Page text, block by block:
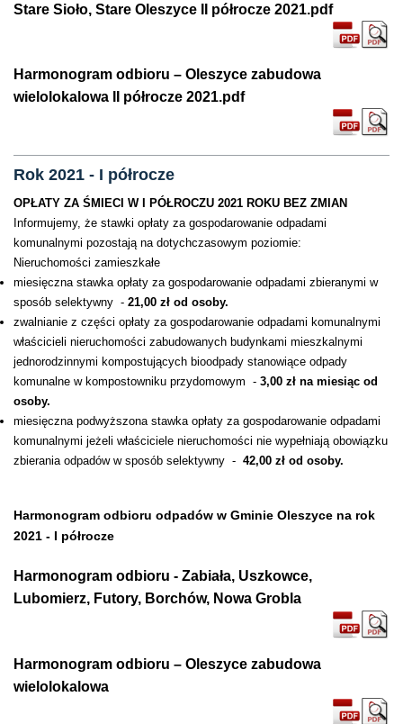
Stare Sioło, Stare Oleszyce II półrocze 2021.pdf
Harmonogram odbioru – Oleszyce zabudowa
wielolokalowa II półrocze 2021.pdf
Rok 2021 - I półrocze
OPŁATY ZA ŚMIECI W I PÓŁROCZU 2021 ROKU BEZ ZMIAN
Informujemy, że stawki opłaty za gospodarowanie odpadami
komunalnymi pozostają na dotychczasowym poziomie:
Nieruchomości zamieszkałe
miesięczna stawka opłaty za gospodarowanie odpadami zbieranymi w
sposób selektywny - 21,00 zł od osoby.
zwalnianie z części opłaty za gospodarowanie odpadami komunalnymi
właścicieli nieruchomości zabudowanych budynkami mieszkalnymi
jednorodzinnymi kompostujących bioodpady stanowiące odpady
komunalne w kompostowniku przydomowym - 3,00 zł na miesiąc od
osoby.
miesięczna podwyższona stawka opłaty za gospodarowanie odpadami
komunalnymi jeżeli właściciele nieruchomości nie wypełniają obowiązku
zbierania odpadów w sposób selektywny - 42,00 zł od osoby.
Harmonogram odbioru odpadów w Gminie Oleszyce na rok
2021 - I półrocze
Harmonogram odbioru - Zabiała, Uszkowce,
Lubomierz, Futory, Borchów, Nowa Grobla
Harmonogram odbioru – Oleszyce zabudowa
wielolokalowa